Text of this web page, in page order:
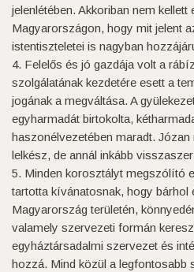
jelenlétében. Akkoriban nem kellett
Magyarországon, hogy mit jelent
istentiszteletei is nagyban
4. Felelős és jó gazdája volt a
szolgálatának kezdetére esett a
jogának a megváltása. A
egyharmadát birtokolta,
haszonélvezetében maradt.
lelkész, de annál inkább
5. Minden korosztályt megszólító
tartotta kívánatosnak, hogy bárhol
Magyarország területén,
valamely szervezeti formán
egyháztársadalmi szervezet és
hozzá. Mind közül a legfontosabb